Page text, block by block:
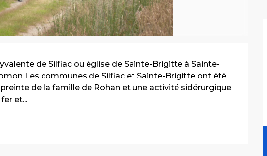
de Silfiac ou église de Sainte-Brigitte à Sainte-
Les communes de Silfiac et Sainte-Brigitte ont été
de la famille de Rohan et une activité sidérurgique
et...